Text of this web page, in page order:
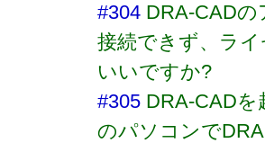
#304 DRA-CAD
接続できず、ラ
いいですか?
#305 DRA-CAD
のパソコンで